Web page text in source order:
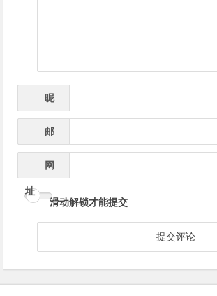
昵
邮
网
址
滑动解锁才能提交